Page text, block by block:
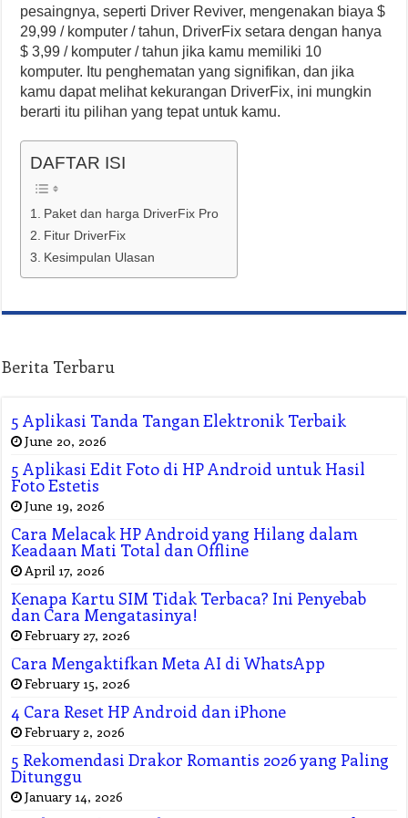
pesaingnya, seperti Driver Reviver, mengenakan biaya $
29,99 / komputer / tahun, DriverFix setara dengan hanya
$ 3,99 / komputer / tahun jika kamu memiliki 10
komputer. Itu penghematan yang signifikan, dan jika
kamu dapat melihat kekurangan DriverFix, ini mungkin
berarti itu pilihan yang tepat untuk kamu.
DAFTAR ISI
Paket dan harga DriverFix Pro
Fitur DriverFix
Kesimpulan Ulasan
Berita Terbaru
5 Aplikasi Tanda Tangan Elektronik Terbaik
June 20, 2026
5 Aplikasi Edit Foto di HP Android untuk Hasil
Foto Estetis
June 19, 2026
Cara Melacak HP Android yang Hilang dalam
Keadaan Mati Total dan Offline
April 17, 2026
Kenapa Kartu SIM Tidak Terbaca? Ini Penyebab
dan Cara Mengatasinya!
February 27, 2026
Cara Mengaktifkan Meta AI di WhatsApp
February 15, 2026
4 Cara Reset HP Android dan iPhone
February 2, 2026
5 Rekomendasi Drakor Romantis 2026 yang Paling
Ditunggu
January 14, 2026